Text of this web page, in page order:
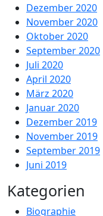
Dezember 2020
November 2020
Oktober 2020
September 2020
Juli 2020
April 2020
März 2020
Januar 2020
Dezember 2019
November 2019
September 2019
Juni 2019
Kategorien
Biographie